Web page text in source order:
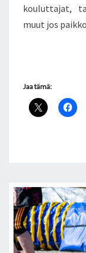
kouluttajat,
muut jos
Jaa tämä: